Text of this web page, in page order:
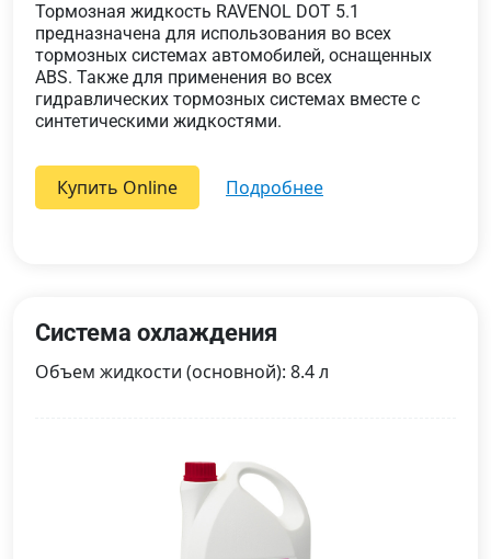
Тормозная жидкость RAVENOL DOT 5.1
предназначена для использования во всех
тормозных системах автомобилей, оснащенных
ABS. Также для применения во всех
гидравлических тормозных системах вместе с
синтетическими жидкостями.
Купить Online подробнее
Система охлаждения
Объем жидкости (основной): 8.4 л